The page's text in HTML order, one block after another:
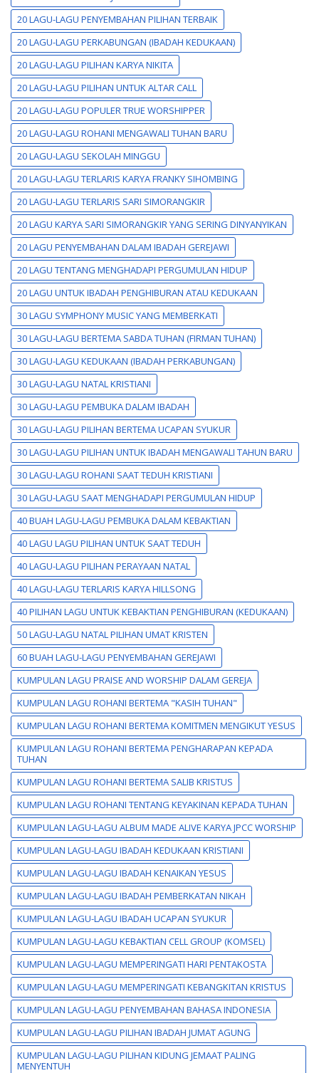
20 LAGU-LAGU PENYEMBAHAN PILIHAN TERBAIK
20 LAGU-LAGU PERKABUNGAN (IBADAH KEDUKAAN)
20 LAGU-LAGU PILIHAN KARYA NIKITA
20 LAGU-LAGU PILIHAN UNTUK ALTAR CALL
20 LAGU-LAGU POPULER TRUE WORSHIPPER
20 LAGU-LAGU ROHANI MENGAWALI TUHAN BARU
20 LAGU-LAGU SEKOLAH MINGGU
20 LAGU-LAGU TERLARIS KARYA FRANKY SIHOMBING
20 LAGU-LAGU TERLARIS SARI SIMORANGKIR
20 LAGU KARYA SARI SIMORANGKIR YANG SERING DINYANYIKAN
20 LAGU PENYEMBAHAN DALAM IBADAH GEREJAWI
20 LAGU TENTANG MENGHADAPI PERGUMULAN HIDUP
20 LAGU UNTUK IBADAH PENGHIBURAN ATAU KEDUKAAN
30 LAGU SYMPHONY MUSIC YANG MEMBERKATI
30 LAGU-LAGU BERTEMA SABDA TUHAN (FIRMAN TUHAN)
30 LAGU-LAGU KEDUKAAN (IBADAH PERKABUNGAN)
30 LAGU-LAGU NATAL KRISTIANI
30 LAGU-LAGU PEMBUKA DALAM IBADAH
30 LAGU-LAGU PILIHAN BERTEMA UCAPAN SYUKUR
30 LAGU-LAGU PILIHAN UNTUK IBADAH MENGAWALI TAHUN BARU
30 LAGU-LAGU ROHANI SAAT TEDUH KRISTIANI
30 LAGU-LAGU SAAT MENGHADAPI PERGUMULAN HIDUP
40 BUAH LAGU-LAGU PEMBUKA DALAM KEBAKTIAN
40 LAGU LAGU PILIHAN UNTUK SAAT TEDUH
40 LAGU-LAGU PILIHAN PERAYAAN NATAL
40 LAGU-LAGU TERLARIS KARYA HILLSONG
40 PILIHAN LAGU UNTUK KEBAKTIAN PENGHIBURAN (KEDUKAAN)
50 LAGU-LAGU NATAL PILIHAN UMAT KRISTEN
60 BUAH LAGU-LAGU PENYEMBAHAN GEREJAWI
KUMPULAN LAGU PRAISE AND WORSHIP DALAM GEREJA
KUMPULAN LAGU ROHANI BERTEMA "KASIH TUHAN"
KUMPULAN LAGU ROHANI BERTEMA KOMITMEN MENGIKUT YESUS
KUMPULAN LAGU ROHANI BERTEMA PENGHARAPAN KEPADA
TUHAN
KUMPULAN LAGU ROHANI BERTEMA SALIB KRISTUS
KUMPULAN LAGU ROHANI TENTANG KEYAKINAN KEPADA TUHAN
KUMPULAN LAGU-LAGU ALBUM MADE ALIVE KARYA JPCC WORSHIP
KUMPULAN LAGU-LAGU IBADAH KEDUKAAN KRISTIANI
KUMPULAN LAGU-LAGU IBADAH KENAIKAN YESUS
KUMPULAN LAGU-LAGU IBADAH PEMBERKATAN NIKAH
KUMPULAN LAGU-LAGU IBADAH UCAPAN SYUKUR
KUMPULAN LAGU-LAGU KEBAKTIAN CELL GROUP (KOMSEL)
KUMPULAN LAGU-LAGU MEMPERINGATI HARI PENTAKOSTA
KUMPULAN LAGU-LAGU MEMPERINGATI KEBANGKITAN KRISTUS
KUMPULAN LAGU-LAGU PENYEMBAHAN BAHASA INDONESIA
KUMPULAN LAGU-LAGU PILIHAN IBADAH JUMAT AGUNG
KUMPULAN LAGU-LAGU PILIHAN KIDUNG JEMAAT PALING
MENYENTUH